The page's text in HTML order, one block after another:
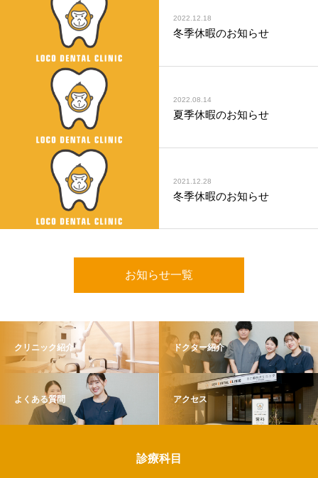
2022.12.18
冬季休暇のお知らせ
2022.08.14
夏季休暇のお知らせ
2021.12.28
冬季休暇のお知らせ
お知らせ一覧
クリニック紹介 ドクター紹介
よくある質問 アクセス
診療科目